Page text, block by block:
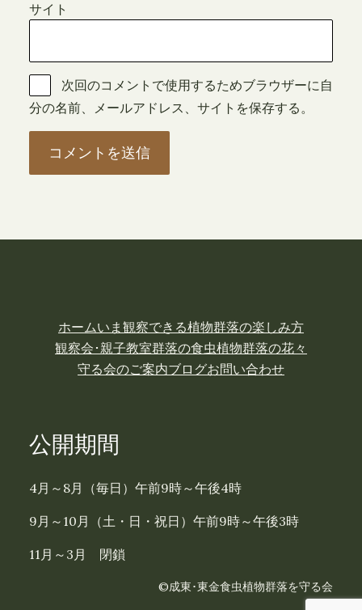
サイト
次回のコメントで使用するためブラウザーに自
分の名前、メールアドレス、サイトを保存する。
ホームいま観察できる植物群落の楽しみ方
観察会･親子教室群落の食虫植物群落の花々
守る会のご案内ブログお問い合わせ
公開期間
4月～8月（毎日）午前9時～午後4時
9月～10月（土・日・祝日）午前9時～午後3時
11月～3月 閉鎖
©成東･東金食虫植物群落を守る会